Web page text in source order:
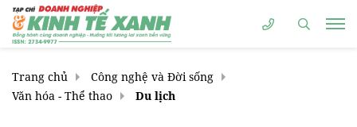
Trang chủ
Công nghệ và Đời sống
Văn hóa - Thể thao
Du lịch